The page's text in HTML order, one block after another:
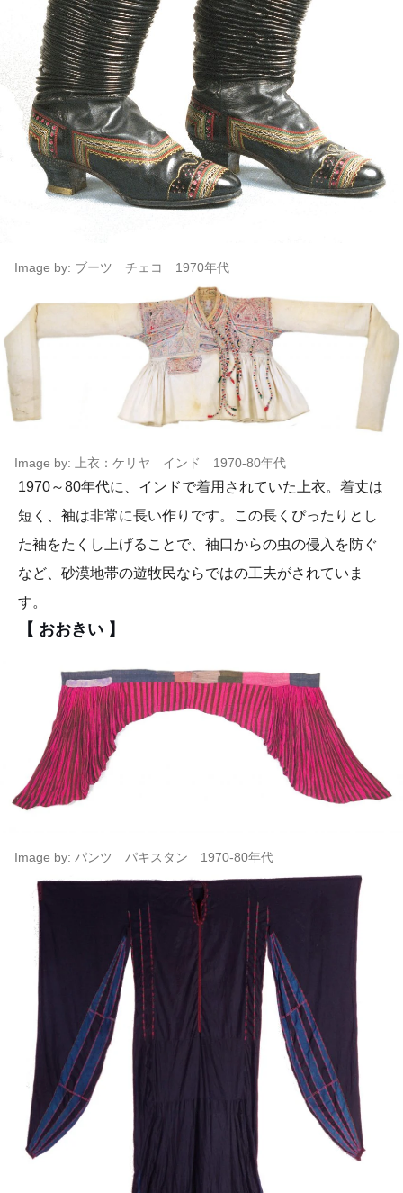
Image by: ブーツ チェコ 1970年代
Image by: 上衣：ケリヤ インド 1970-80年代
1970～80年代に、インドで着用されていた上衣。着丈は
短く、袖は非常に長い作りです。この長くぴったりとし
た袖をたくし上げることで、袖口からの虫の侵入を防ぐ
など、砂漠地帯の遊牧民ならではの工夫がされていま
す。
【 おおきい 】
Image by: パンツ パキスタン 1970-80年代